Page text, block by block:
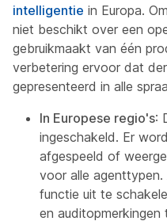
intelligentie in Europa.
niet beschikt over een
gebruikmaakt van één
verbetering ervoor dat
gepresenteerd in alle
In Europese regio's:
ingeschakeld. Er
afgespeeld of
voor alle agenttypen.
functie uit te
en